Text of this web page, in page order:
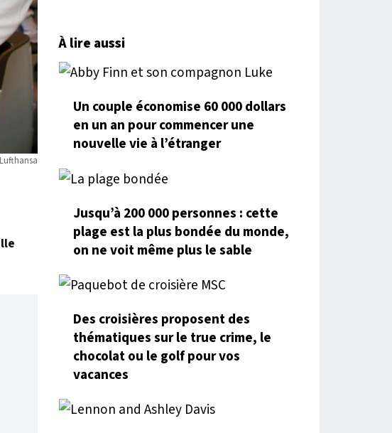
À lire aussi
Un couple économise 60 000 dollars
en un an pour commencer une
nouvelle vie à l’étranger
Jusqu’à 200 000 personnes : cette
plage est la plus bondée du monde,
on ne voit même plus le sable
Des croisières proposent des
thématiques sur le true crime, le
chocolat ou le golf pour vos
vacances